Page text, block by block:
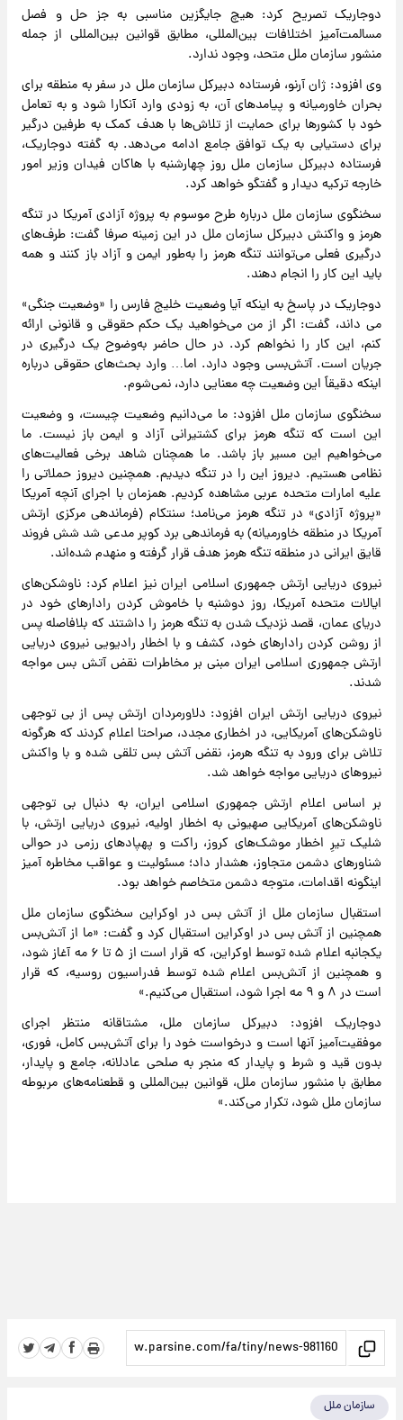
دوجاریک تصریح کرد: هیچ جایگزین مناسبی به جز حل و فصل
مسالمت‌آمیز اختلافات بین‌المللی، مطابق قوانین بین‌المللی از جمله
منشور سازمان ملل متحد، وجود ندارد.
وی افزود: ژان آرنو، فرستاده دبیرکل سازمان ملل در سفر به منطقه برای
بحران خاورمیانه و پیامدهای آن، به زودی وارد آنکارا شود و به تعامل
خود با کشورها برای حمایت از تلاش‌ها با هدف کمک به طرفین درگیر
برای دستیابی به یک توافق جامع ادامه می‌دهد. به گفته دوجاریک،
فرستاده دبیرکل سازمان ملل روز چهارشنبه با هاکان فیدان وزیر امور
خارجه ترکیه دیدار و گفتگو خواهد کرد.
سخنگوی سازمان ملل درباره طرح موسوم به پروژه آزادی آمریکا در تنگه
هرمز و واکنش دبیرکل سازمان ملل در این زمینه صرفا گفت: طرف‌های
درگیری فعلی می‌توانند تنگه هرمز را به‌طور ایمن و آزاد باز کنند و همه
باید این کار را انجام دهند.
دوجاریک در پاسخ به اینکه آیا وضعیت خلیج فارس را «وضعیت جنگی»
می داند، گفت: اگر از من می‌خواهید یک حکم حقوقی و قانونی ارائه
کنم، این کار را نخواهم کرد. در حال حاضر به‌وضوح یک درگیری در
جریان است. آتش‌بسی وجود دارد. اما… وارد بحث‌های حقوقی درباره
اینکه دقیقاً این وضعیت چه معنایی دارد، نمی‌شوم.
سخنگوی سازمان ملل افزود: ما می‌دانیم وضعیت چیست، و وضعیت
این است که تنگه هرمز برای کشتیرانی آزاد و ایمن باز نیست. ما
می‌خواهیم این مسیر باز باشد. ما همچنان شاهد برخی فعالیت‌های
نظامی هستیم. دیروز این را در تنگه دیدیم. همچنین دیروز حملاتی را
علیه امارات متحده عربی مشاهده کردیم. همزمان با اجرای آنچه آمریکا
«پروژه آزادی» در تنگه هرمز می‌نامد؛ سنتکام (فرماندهی مرکزی ارتش
آمریکا در منطقه خاورمیانه) به فرماندهی برد کوپر مدعی شد شش فروند
قایق ایرانی در منطقه تنگه هرمز هدف قرار گرفته و منهدم شده‌اند.
نیروی دریایی ارتش جمهوری اسلامی ایران نیز اعلام کرد: ناوشکن‌های
ایالات متحده آمریکا، روز دوشنبه با خاموش کردن رادارهای خود در
دریای عمان، قصد نزدیک شدن به تنگه هرمز را داشتند که بلافاصله پس
از روشن کردن رادارهای خود، کشف و با اخطار رادیویی نیروی دریایی
ارتش جمهوری اسلامی ایران مبنی بر مخاطرات نقض آتش بس مواجه
شدند.
نیروی دریایی ارتش ایران افزود: دلاورمردان ارتش پس از بی توجهی
ناوشکن‌های آمریکایی، در اخطاری مجدد، صراحتا اعلام کردند که هرگونه
تلاش برای ورود به تنگه هرمز، نقض آتش بس تلقی شده و با واکنش
نیروهای دریایی مواجه خواهد شد.
بر اساس اعلام ارتش جمهوری اسلامی ایران، به دنبال بی توجهی
ناوشکن‌های آمریکایی صهیونی به اخطار اولیه، نیروی دریایی ارتش، با
شلیک تیرِ اخطار موشک‌های کروز، راکت و پهپادهای رزمی در حوالی
شناورهای دشمن متجاوز، هشدار داد؛ مسئولیت و عواقب مخاطره آمیز
اینگونه اقدامات، متوجه دشمن متخاصم خواهد بود.
استقبال سازمان ملل از آتش بس در اوکراین سخنگوی سازمان ملل
همچنین از آتش بس در اوکراین استقبال کرد و گفت: «ما از آتش‌بس
یکجانبه اعلام شده توسط اوکراین، که قرار است از ۵ تا ۶ مه آغاز شود،
و همچنین از آتش‌بس اعلام شده توسط فدراسیون روسیه، که قرار
است در ۸ و ۹ مه اجرا شود، استقبال می‌کنیم.»
دوجاریک افزود: دبیرکل سازمان ملل، مشتاقانه منتظر اجرای
موفقیت‌آمیز آنها است و درخواست خود را برای آتش‌بس کامل، فوری،
بدون قید و شرط و پایدار که منجر به صلحی عادلانه، جامع و پایدار،
مطابق با منشور سازمان ملل، قوانین بین‌المللی و قطعنامه‌های مربوطه
سازمان ملل شود، تکرار می‌کند.»
سازمان ملل